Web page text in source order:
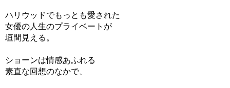
ハリウッドでもっとも愛された
女優の人生のプライベートが
垣間見える。
ショーンは情感あふれる
素直な回想のなかで、